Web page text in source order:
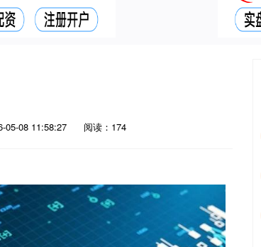
05-08 11:58:27 阅读：174